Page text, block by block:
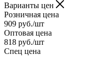
Варианты цен
Розничная цена
909 руб./шт
Оптовая цена
818 руб./шт
Спец цена